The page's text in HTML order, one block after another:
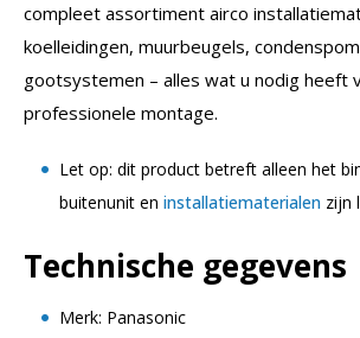
compleet assortiment airco
koelleidingen, muurbeugels,
gootsystemen – alles wat u nodig heeft
professionele montage.
Let op: dit product betreft alleen het
buitenunit en installatiematerialen zijn
Technische gegevens
Merk: Panasonic